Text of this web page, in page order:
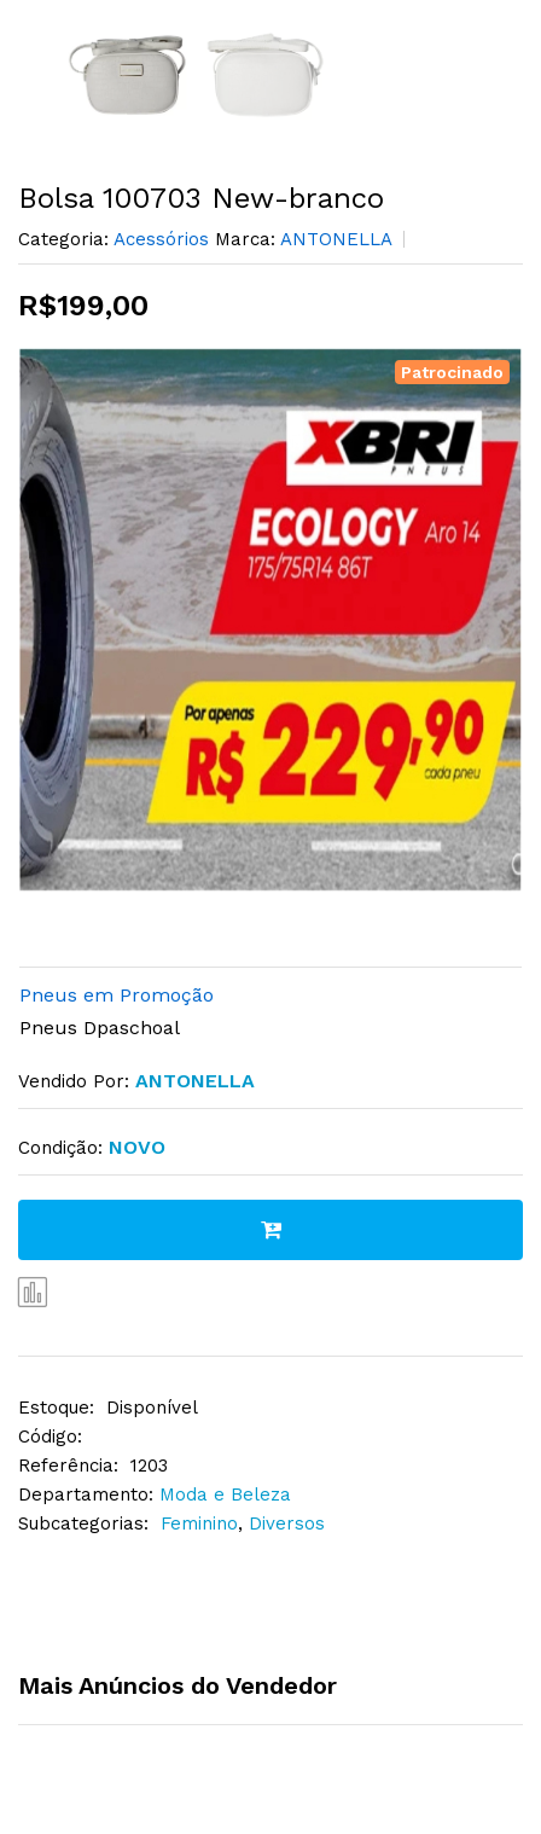
Bolsa 100703 New-branco
Categoria: Acessórios Marca: ANTONELLA
R$199,00
Patrocinado
Pneus em Promoção
Pneus Dpaschoal
Vendido Por: ANTONELLA
Condição: NOVO
Estoque:
Disponível
Código:
Referência:
1203
Departamento: Moda e Beleza
Subcategorias:
Feminino, Diversos
Mais Anúncios do Vendedor